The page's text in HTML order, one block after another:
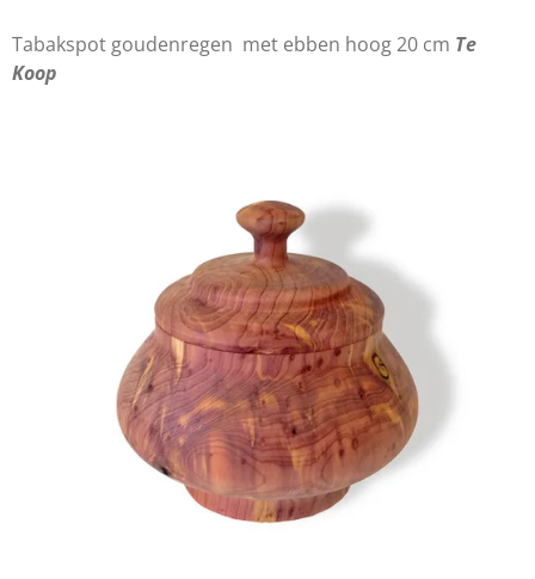
Tabakspot goudenregen met ebben hoog 20 cm Te
Koop